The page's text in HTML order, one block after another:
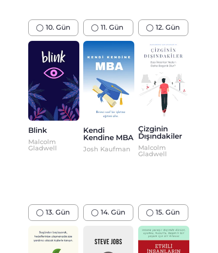
◯ 10. Gün
Blink
Malcolm
Gladwell
◯ 11. Gün
Kendi
Kendine MBA
Josh Kaufman
◯ 12. Gün
Çizginin
Dışındakiler
Malcolm
Gladwell
◯ 13. Gün ◯ 14. Gün ◯ 15. Gün